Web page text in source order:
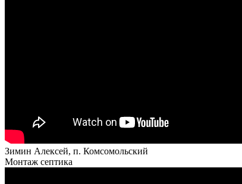
Зимин Алексей, п. Комсомольский
Монтаж септика